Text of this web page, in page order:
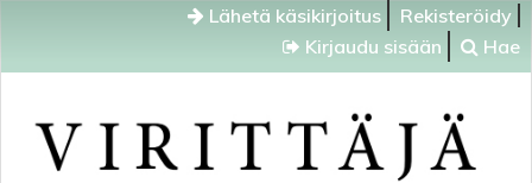
Lähetä käsikirjoitus
Rekisteröidy
Kirjaudu sisään
Hae